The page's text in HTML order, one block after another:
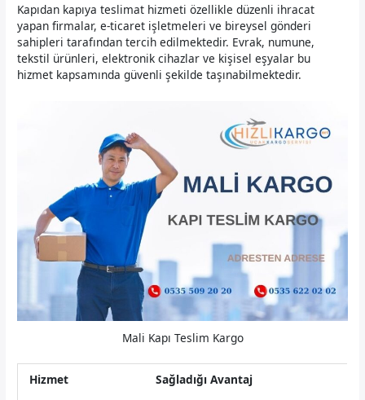
Kapıdan kapıya teslimat hizmeti özellikle düzenli ihracat
yapan firmalar, e-ticaret işletmeleri ve bireysel gönderi
sahipleri tarafından tercih edilmektedir. Evrak, numune,
tekstil ürünleri, elektronik cihazlar ve kişisel eşyalar bu
hizmet kapsamında güvenli şekilde taşınabilmektedir.
Mali Kapı Teslim Kargo
Hizmet
Sağladığı Avantaj